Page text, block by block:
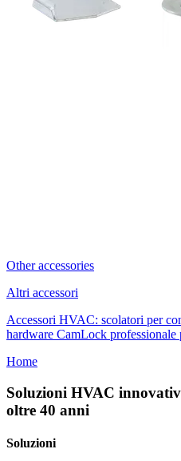
Other accessories
Altri accessori
Accessori HVAC: scolatori per
hardware CamLock professionale
Home
Soluzioni HVAC
oltre 40 anni
Soluzioni